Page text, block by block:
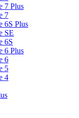
7 Plus
7
6S Plus
SE
6S
6 Plus
6
5
4